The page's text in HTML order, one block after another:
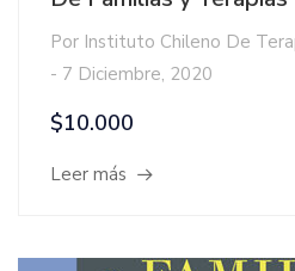
Por Instituto Chileno De
- 7 Diciembre, 2020
$10.000
Leer más